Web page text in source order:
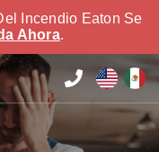
Incendio Eaton Se
Ahora.